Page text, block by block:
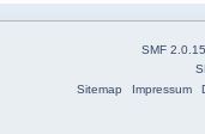
SMF 2.0.15
Sitemap
Impressum